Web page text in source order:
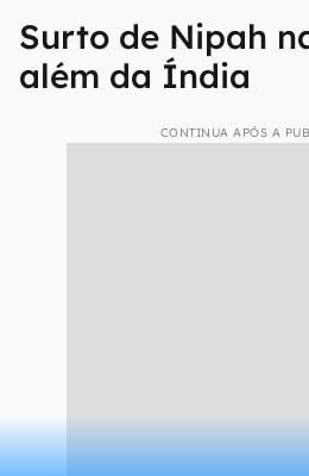
Surto de Nipah
além da Índia
CONTINUA APÓS A